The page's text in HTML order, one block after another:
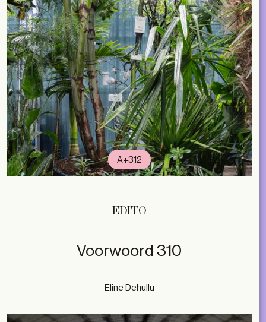
A+312
EDITO
Voorwoord 310
Eline Dehullu